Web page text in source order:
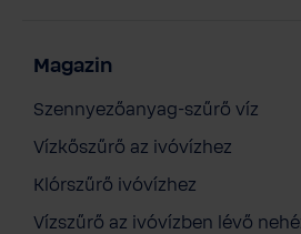
Magazin
Szennyezőanyag-szűrő víz
Vízkőszűrő az ivóvízhez
Klórszűrő ivóvízhez
Vízszűrő az ivóvízben lévő